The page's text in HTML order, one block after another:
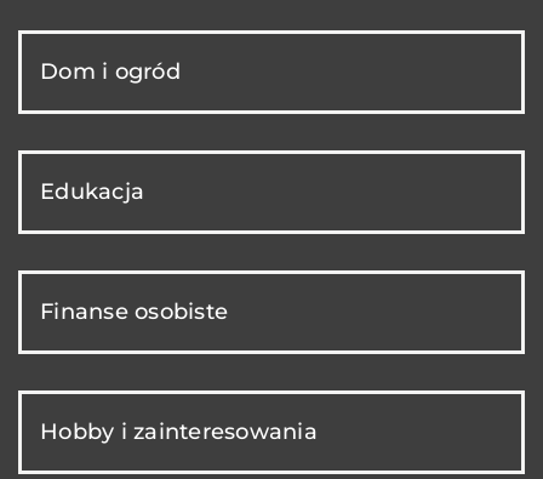
Dom i ogród
Edukacja
Finanse osobiste
Hobby i zainteresowania